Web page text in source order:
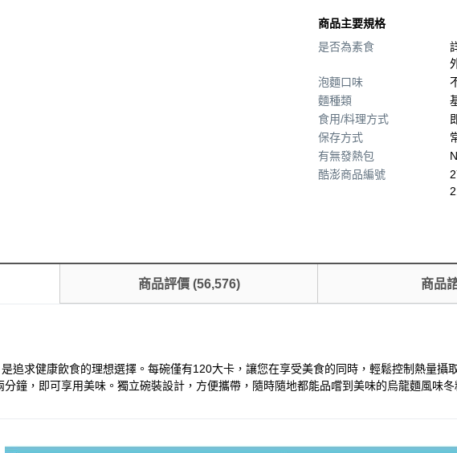
商品主要規格
是否為素食
泡麵口味
麵種類
食用/料理方式
保存方式
有無發熱包
酷澎商品編號
商品評價(56,576) 商品
追求健康飲食的理想選擇。每碗僅有120大卡，讓您在享受美食的同時，輕鬆控制熱量攝
鐘，即可享用美味。獨立碗裝設計，方便攜帶，隨時隨地都能品嚐到美味的烏龍麵風味